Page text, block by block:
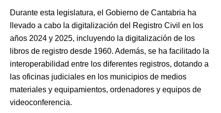
Durante esta legislatura, el Gobierno de Cantabria ha
llevado a cabo la digitalización del Registro Civil en los
años 2024 y 2025, incluyendo la digitalización de los
libros de registro desde 1960. Además, se ha facilitado la
interoperabilidad entre los diferentes registros, dotando a
las oficinas judiciales en los municipios de medios
materiales y equipamientos, ordenadores y equipos de
videoconferencia.